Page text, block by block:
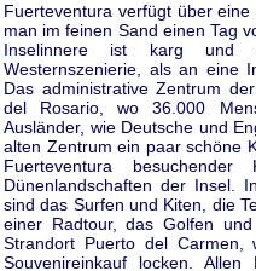
Fuerteventura verfügt über
man im feinen Sand einen Tag
Inselinnere ist karg und
Westernszenierie, als an eine
Das administrative Zentrum
del Rosario, wo 36.000
Ausländer, wie Deutsche und
alten Zentrum ein paar schöne
Fuerteventura
Dünenlandschaften der Insel.
sind das Surfen und Kiten, die
einer Radtour, das Golfen
Strandort Puerto del Carmen,
Souvenireinkauf locken.